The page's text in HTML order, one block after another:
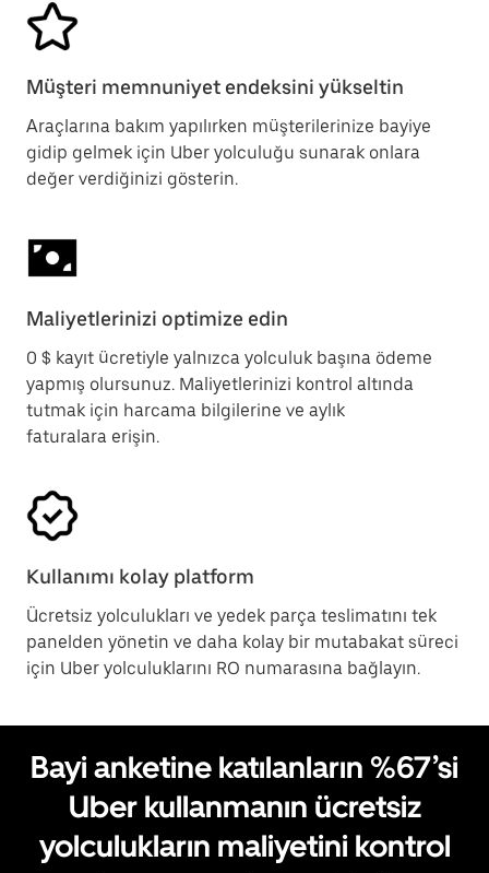
Müşteri memnuniyet endeksini yükseltin
Araçlarına bakım yapılırken müşterilerinize bayiye
gidip gelmek için Uber yolculuğu sunarak onlara
değer verdiğinizi gösterin.
Maliyetlerinizi optimize edin
0 $ kayıt ücretiyle yalnızca yolculuk başına ödeme
yapmış olursunuz. Maliyetlerinizi kontrol altında
tutmak için harcama bilgilerine ve aylık
faturalara erişin.
Kullanımı kolay platform
Ücretsiz yolculukları ve yedek parça teslimatını tek
panelden yönetin ve daha kolay bir mutabakat süreci
için Uber yolculuklarını RO numarasına bağlayın.
Bayi anketine katılanların %67’si
Uber kullanmanın ücretsiz
yolculukların maliyetini kontrol